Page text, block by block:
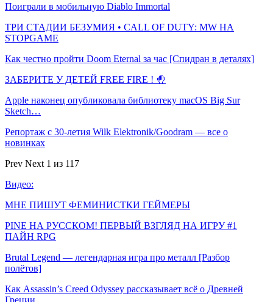
Поиграли в мобильную Diablo Immortal
ТРИ СТАДИИ БЕЗУМИЯ • CALL OF DUTY: MW НА
STOPGAME
Как честно пройти Doom Eternal за час [Спидран в деталях]
ЗАБЕРИТЕ У ДЕТЕЙ FREE FIRE ! 🤚
Apple наконец опубликовала библиотеку macOS Big Sur
Sketch…
Репортаж с 30-летия Wilk Elektronik/Goodram — все о
новинках
Prev Next 1 из 117
Видео:
МНЕ ПИШУТ ФЕМИНИСТКИ ГЕЙМЕРЫ
PINE НА РУССКОМ! ПЕРВЫЙ ВЗГЛЯД НА ИГРУ #1
ПАЙН RPG
Brutal Legend — легендарная игра про металл [Разбор
полётов]
Как Assassin’s Creed Odyssey рассказывает всё о Древней
Греции